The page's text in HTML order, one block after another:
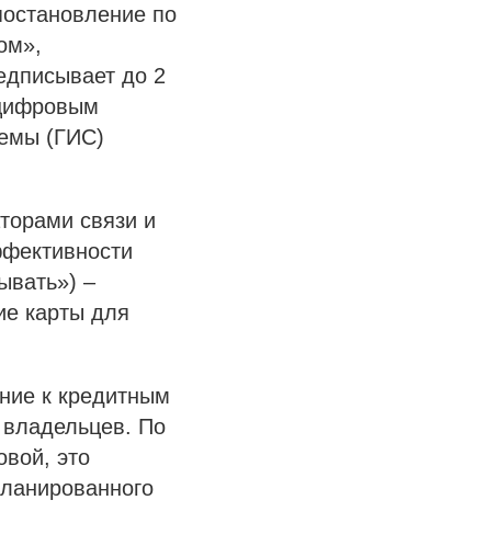
по
до 2
(ГИС)
связи и
–
карты для
к кредитным
владельцев. По
это